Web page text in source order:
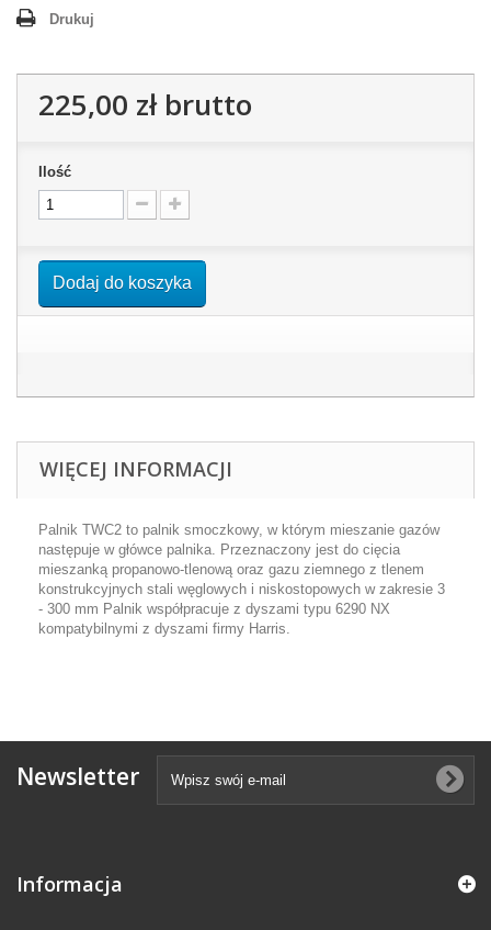
Drukuj
225,00 złbrutto
Ilość
Dodaj do koszyka
WIĘCEJ INFORMACJI
Palnik TWC2 to palnik smoczkowy, w którym mieszanie gazów
następuje w główce palnika. Przeznaczony jest do cięcia
mieszanką propanowo-tlenową oraz gazu ziemnego z tlenem
konstrukcyjnych stali węglowych i niskostopowych w zakresie 3
- 300 mm Palnik współpracuje z dyszami typu 6290 NX
kompatybilnymi z dyszami firmy Harris.
Newsletter
Informacja